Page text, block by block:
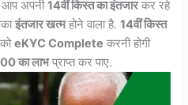
आप अपनी14वीं किस्त का इंतजारकर रहे
इंतजार खत्महोने वाला है.14वीं किस्त
eKYC Complete करनी होगी
का लाभप्राप्त कर पाए.